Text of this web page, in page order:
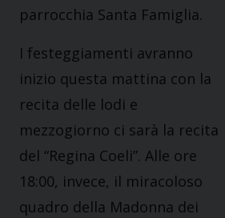
parrocchia Santa Famiglia.
I festeggiamenti avranno
inizio questa mattina con la
recita delle lodi e
mezzogiorno ci sarà la recita
del “Regina Coeli”. Alle ore
18:00, invece, il miracoloso
quadro della Madonna dei